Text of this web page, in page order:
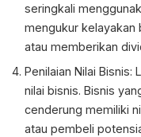
seringkali
mengukur kelayakan
atau memberikan
Penilaian Nilai Bisnis:
nilai bisnis. Bisnis
cenderung memiliki
atau pembeli